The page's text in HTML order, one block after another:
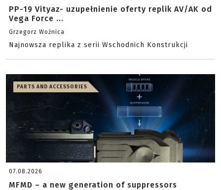
PP-19 Vityaz- uzupełnienie oferty replik AV/AK od
Vega Force ...
Grzegorz Woźnica
Najnowsza replika z serii Wschodnich Konstrukcji
PARTS AND ACCESSORIES
07.08.2026
MFMD – a new generation of suppressors